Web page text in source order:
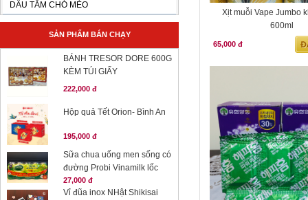
DẦU TẮM CHÓ MÈO
SẢN PHẨM BÁN CHẠY
BÁNH TRESOR DORE 600G
KÈM TÚI GIẤY
222,000 đ
Hộp quả Tết Orion- Bình An
195,000 đ
Sữa chua uống men sống có
đường Probi Vinamilk lốc
27,000 đ
Vỉ đũa inox NHật Shikisai
Xịt muỗi Vape Jumbo
600ml
65,000 đ